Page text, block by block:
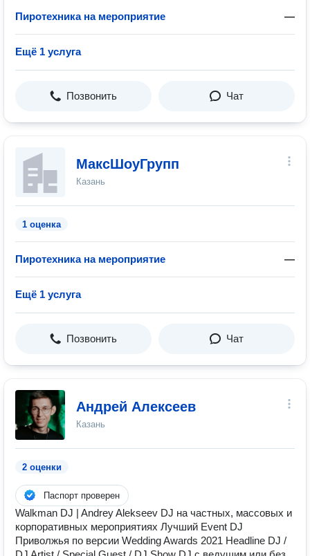
Пиротехника на мероприятие —
Ещё 1 услуга
Позвонить Чат
МаксШоуГрупп
Казань
1 оценка
Пиротехника на мероприятие —
Ещё 1 услуга
Позвонить Чат
Андрей Алексеев
Казань
2 оценки
Паспорт проверен
Walkman DJ | Andrey Alekseev DJ на частных, массовых и
корпоративных мероприятиях Лучший Event DJ
Приволжья по версии Wedding Awards 2021 Headline DJ /